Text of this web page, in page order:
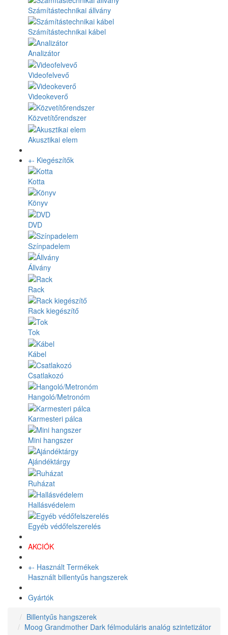
Számítástechnikai állvány
Számítástechnikai kábel
Analizátor
Videofelvevő
Videokeverő
Közvetítőrendszer
Akusztikai elem
+- Kiegészítők
Kotta
Könyv
DVD
Színpadelem
Állvány
Rack
Rack kiegészítő
Tok
Kábel
Csatlakozó
Hangoló/Metronóm
Karmesteri pálca
Mini hangszer
Ajándéktárgy
Ruházat
Hallásvédelem
Egyéb védőfelszerelés
AKCIÓK
+- Használt Termékek
Használt billentyűs hangszerek
Gyártók
Billentyűs hangszerek
Moog Grandmother Dark félmoduláris analóg szintetizátor